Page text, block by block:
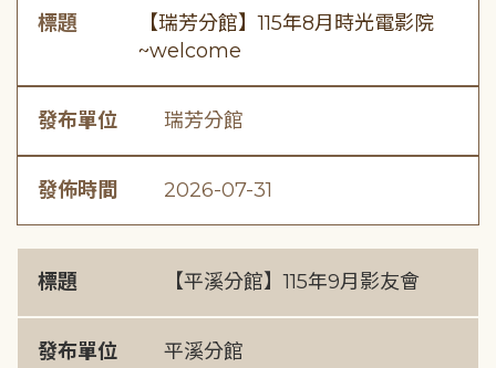
標題
【瑞芳分館】115年8月時光電影院
~welcome
發布單位 瑞芳分館
發佈時間 2026-07-31
標題 【平溪分館】115年9月影友會
發布單位 平溪分館